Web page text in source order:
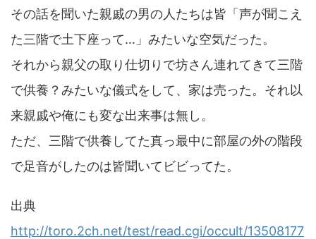
その話を聞いた親戚の男の人たちは皆「声が聞こえ
た三階で土下座って…」みたいな空気だった。
それから親父の取り仕切りで坊さん連れてきて三階
で供養？みたいな儀式をして、家は売った。それ以
来親戚や俺にも変な出来事は無し。
ただ、三階で供養してた真っ最中に部屋の外の階段
で足音がしたのは皆聞いてビビってた。
出典
http://toro.2ch.net/test/read.cgi/occult/13508177